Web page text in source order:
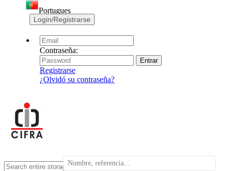
Portugues
Login/Registrarse
Contraseña:
Registrarse
¿Olvidó su contraseña?
search